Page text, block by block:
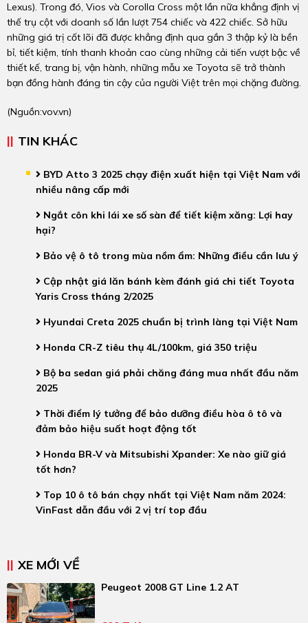
Lexus). Trong đó, Vios và Corolla Cross một lần nữa khẳng định vị
thế trụ cột với doanh số lần lượt 754 chiếc và 422 chiếc. Sở hữu
những giá trị cốt lõi đã được khẳng định qua gần 3 thập kỷ là bền
bỉ, tiết kiệm, tính thanh khoản cao cùng những cải tiến vượt bậc về
thiết kế, trang bị, vận hành, những mẫu xe Toyota sẽ trở thành
bạn đồng hành đáng tin cậy của người Việt trên mọi chặng đường.
(Nguồn:vov.vn)
TIN KHÁC
BYD Atto 3 2025 chạy điện xuất hiện tại Việt Nam với
nhiều nâng cấp mới
Ngắt côn khi lái xe số sàn để tiết kiệm xăng: Lợi hay
hại?
Bảo vệ ô tô trong mùa nồm ẩm: Những điều cần lưu ý
Cập nhật giá lăn bánh kèm đánh giá chi tiết Toyota
Yaris Cross tháng 2/2025
Hyundai Creta 2025 chuẩn bị trình làng tại Việt Nam
Honda CR-Z tiêu thụ 4L/100km, giá 350 triệu
Bộ ba sedan giá phải chăng đáng mua nhất đầu năm
2025
Thời điểm lý tưởng để bảo dưỡng điều hòa ô tô và
đảm bảo hiệu suất hoạt động tốt
Honda BR-V và Mitsubishi Xpander: Xe nào giữ giá
tốt hơn?
Top 10 ô tô bán chạy nhất tại Việt Nam năm 2024:
VinFast dẫn đầu với 2 vị trí top đầu
XE MỚI VỀ
Peugeot 2008 GT Line 1.2 AT